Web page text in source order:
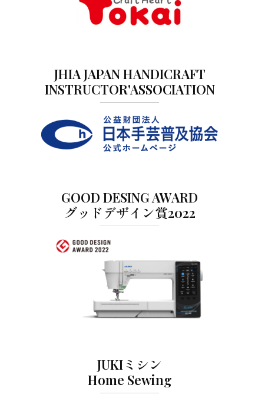
JHIA JAPAN HANDICRAFT
INSTRUCTOR'ASSOCIATION
GOOD DESING AWARD
グッドデザイン賞2022
JUKIミシン
Home Sewing